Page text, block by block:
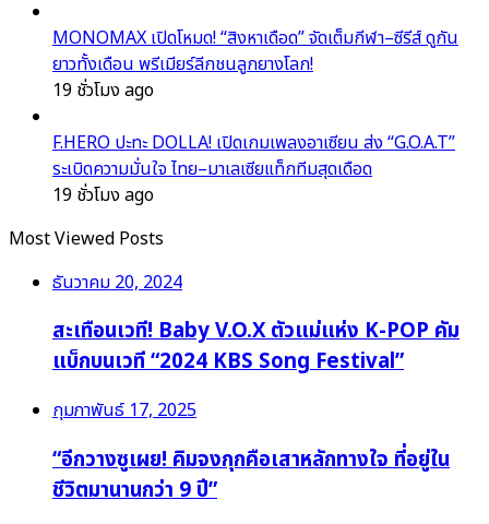
MONOMAX เปิดโหมด! “สิงหาเดือด” จัดเต็มกีฬา–ซีรีส์ ดูกัน
ยาวทั้งเดือน พรีเมียร์ลีกชนลูกยางโลก!
19 ชั่วโมง ago
F.HERO ปะทะ DOLLA! เปิดเกมเพลงอาเซียน ส่ง “G.O.A.T”
ระเบิดความมั่นใจ ไทย–มาเลเซียแท็กทีมสุดเดือด
19 ชั่วโมง ago
Most Viewed Posts
ธันวาคม 20, 2024
สะเทือนเวที! Baby V.O.X ตัวแม่แห่ง K-POP คัม
แบ็กบนเวที “2024 KBS Song Festival”
กุมภาพันธ์ 17, 2025
“อีกวางซูเผย! คิมจงกุกคือเสาหลักทางใจ ที่อยู่ใน
ชีวิตมานานกว่า 9 ปี”